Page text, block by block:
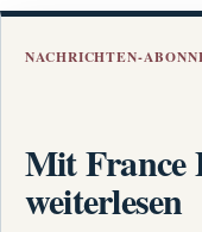
NACHRICHTEN-
Mit France
weiterlesen